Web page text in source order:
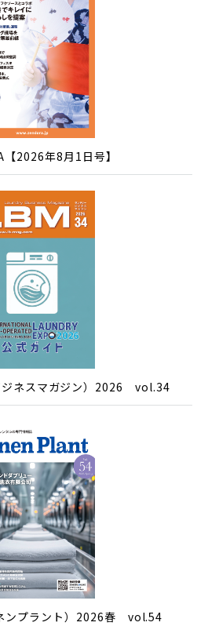
2026年8月1日号】
ジネスマガジン）2026 vol.34
ンプラント）2026春 vol.54